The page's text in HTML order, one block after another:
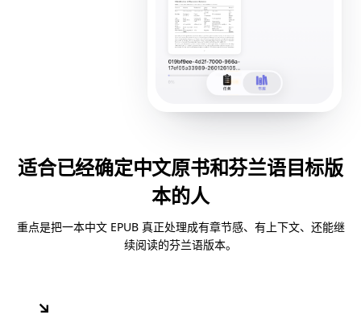
适合已经确定中文原书和芬兰语目标版
本的人
重点是把一本中文 EPUB 真正处理成有章节感、有上下文、还能继
续阅读的芬兰语版本。
↘